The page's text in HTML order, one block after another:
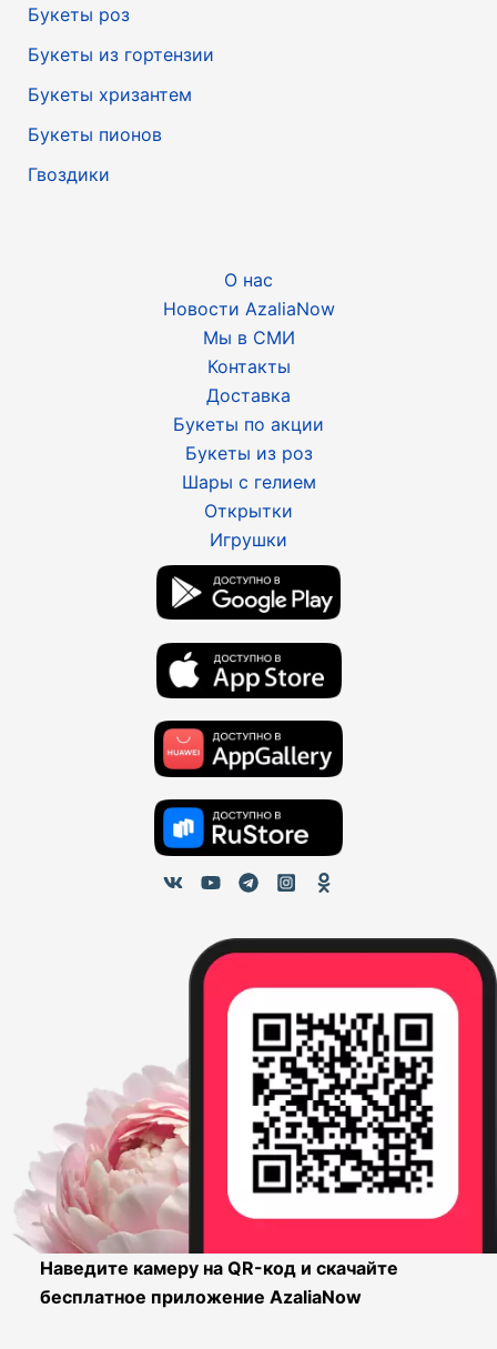
Букеты роз
Букеты из гортензии
Букеты хризантем
Букеты пионов
Гвоздики
О нас
Новости AzaliaNow
Мы в СМИ
Контакты
Доставка
Букеты по акции
Букеты из роз
Шары с гелием
Открытки
Игрушки
Наведите камеру на QR-код и скачайте
бесплатное приложение AzaliaNow